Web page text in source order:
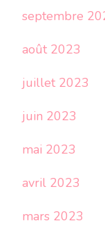
septembre
août 2023
juillet 2023
juin 2023
mai 2023
avril 2023
mars 2023